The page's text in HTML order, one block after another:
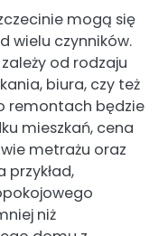
mogą się
wielu czynników.
od rodzaju
biura, czy też
remontach będzie
mieszkań, cena
metrażu oraz
przykład,
niż